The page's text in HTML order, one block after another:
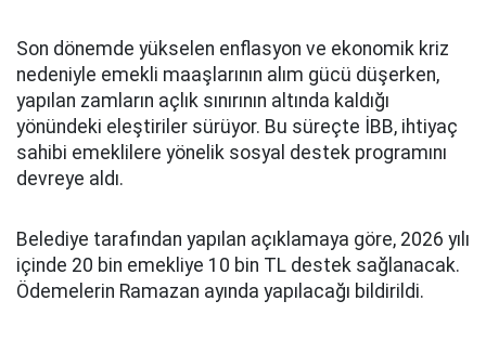
Son dönemde yükselen enflasyon ve ekonomik kriz
nedeniyle emekli maaşlarının alım gücü düşerken,
yapılan zamların açlık sınırının altında kaldığı
yönündeki eleştiriler sürüyor. Bu süreçte İBB, ihtiyaç
sahibi emeklilere yönelik sosyal destek programını
devreye aldı.
Belediye tarafından yapılan açıklamaya göre, 2026 yılı
içinde 20 bin emekliye 10 bin TL destek sağlanacak.
Ödemelerin Ramazan ayında yapılacağı bildirildi.